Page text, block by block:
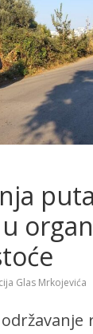
Glas Mrkojevića